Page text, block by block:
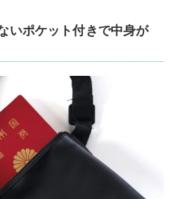
いポケット付きで中身が